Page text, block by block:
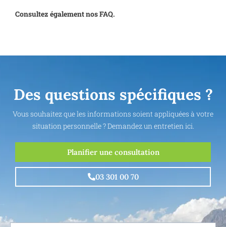
Consultez également nos FAQ.
Des questions spécifiques ?
Vous souhaitez que les informations soient appliquées à votre
situation personnelle ? Demandez un entretien ici.
Planifier une consultation
03 301 00 70